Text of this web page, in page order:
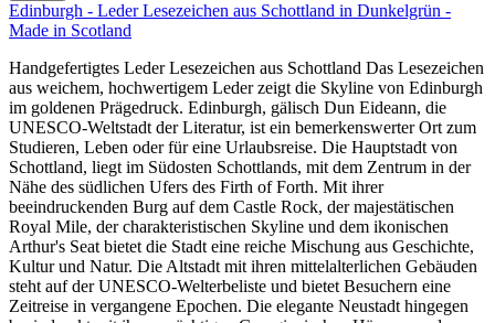
Edinburgh - Leder Lesezeichen aus Schottland in Dunkelgrün -
Made in Scotland
Handgefertigtes Leder Lesezeichen aus Schottland Das Lesezeichen
aus weichem, hochwertigem Leder zeigt die Skyline von Edinburgh
im goldenen Prägedruck. Edinburgh, gälisch Dun Eideann, die
UNESCO-Weltstadt der Literatur, ist ein bemerkenswerter Ort zum
Studieren, Leben oder für eine Urlaubsreise. Die Hauptstadt von
Schottland, liegt im Südosten Schottlands, mit dem Zentrum in der
Nähe des südlichen Ufers des Firth of Forth. Mit ihrer
beeindruckenden Burg auf dem Castle Rock, der majestätischen
Royal Mile, der charakteristischen Skyline und dem ikonischen
Arthur's Seat bietet die Stadt eine reiche Mischung aus Geschichte,
Kultur und Natur. Die Altstadt mit ihren mittelalterlichen Gebäuden
steht auf der UNESCO-Welterbeliste und bietet Besuchern eine
Zeitreise in vergangene Epochen. Die elegante Neustadt hingegen